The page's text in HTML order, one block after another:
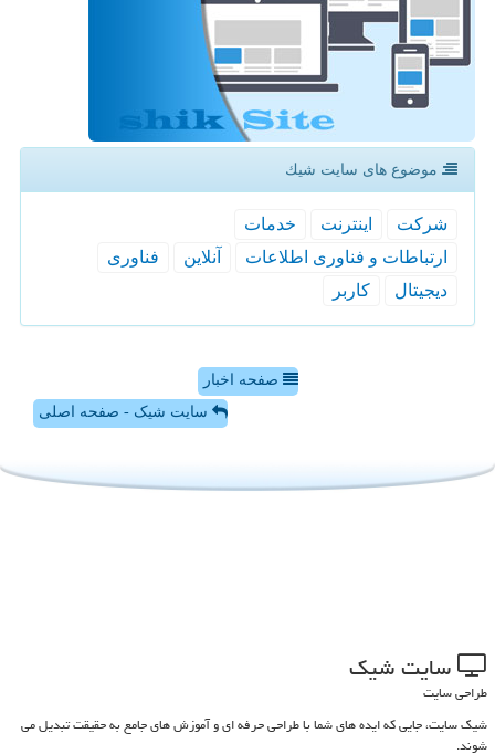
موضوع های سایت شیك
شركت اینترنت
خدمات
ارتباطات و فناوری اطلاعات
آنلاین
فناوری
دیجیتال
كاربر
صفحه اخبار
سایت شیک - صفحه اصلی
سایت شیك
طراحی سایت
شیک سایت، جایی که ایده های شما با طراحی حرفه ای و آموزش های جامع به حقیقت تبدیل می
شوند.